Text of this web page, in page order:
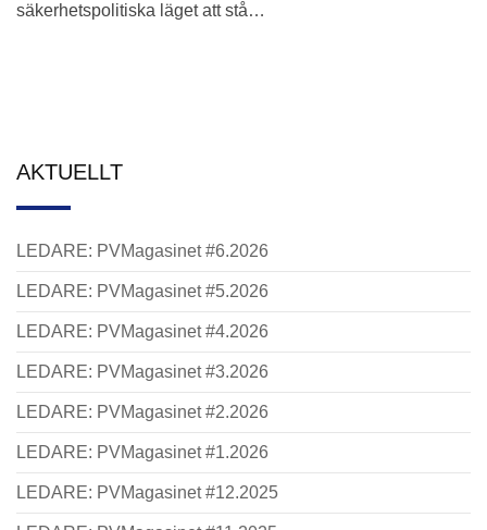
säkerhetspolitiska läget att stå…
AKTUELLT
LEDARE: PVMagasinet #6.2026
LEDARE: PVMagasinet #5.2026
LEDARE: PVMagasinet #4.2026
LEDARE: PVMagasinet #3.2026
LEDARE: PVMagasinet #2.2026
LEDARE: PVMagasinet #1.2026
LEDARE: PVMagasinet #12.2025